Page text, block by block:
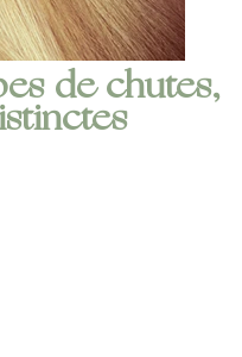
de chutes,